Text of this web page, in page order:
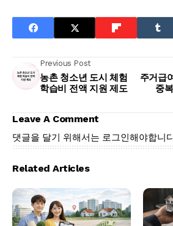
Previous Post
농촌 청소년 도시 체험
학습비 전액 지원 제도
주거급
중
Leave A Comment
댓글을 달기 위해서는 로그인해야합니
Related Articles